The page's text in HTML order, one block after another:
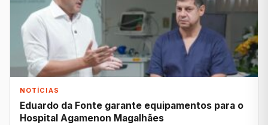
NOTÍCIAS
Eduardo da Fonte garante equipamentos para o
Hospital Agamenon Magalhães